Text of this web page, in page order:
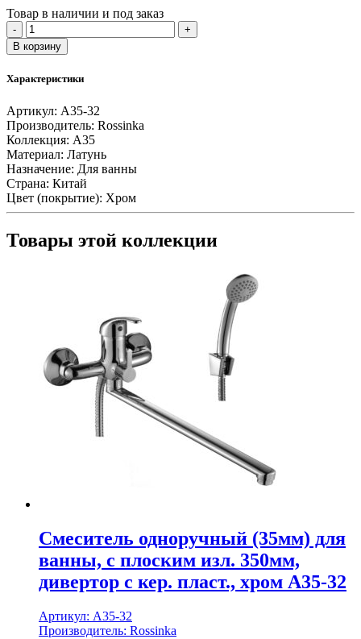
Товар в наличии и под заказ
-
Количество
товара
Смеситель
(35мм)
ванны,
с
плоским
изл.
350мм,
дивертор
с
кер.
хром
+
В корзину
Характеристики
Артикул: A35-32
Производитель: Rossinka
Коллекция: A35
Материал: Латунь
Назначение: Для ванны
Страна: Китай
Цвет (покрытие): Хром
Товары этой коллекции
Смеситель одноручный (35мм) для
ванны, с плоским изл. 350мм,
дивертор с кер. пласт., хром A35-32
Артикул: A35-32
Производитель: Rossinka